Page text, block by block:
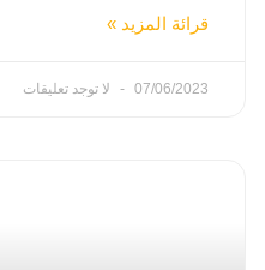
قرائة المزيد »
07/06/2023 لا توجد تعليقات